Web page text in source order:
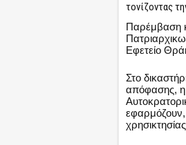
τονίζοντας
Παρέμβαση
Εφετείο
Στο
απόφασης, η